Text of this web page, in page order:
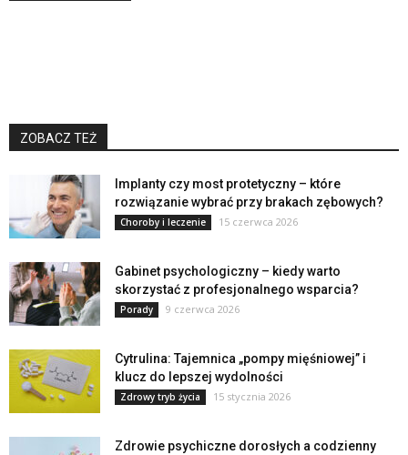
ZOBACZ TEŻ
Implanty czy most protetyczny – które
rozwiązanie wybrać przy brakach zębowych?
Choroby i leczenie 15 czerwca 2026
Gabinet psychologiczny – kiedy warto
skorzystać z profesjonalnego wsparcia?
Porady 9 czerwca 2026
Cytrulina: Tajemnica „pompy mięśniowej” i
klucz do lepszej wydolności
Zdrowy tryb życia 15 stycznia 2026
Zdrowie psychiczne dorosłych a codzienny